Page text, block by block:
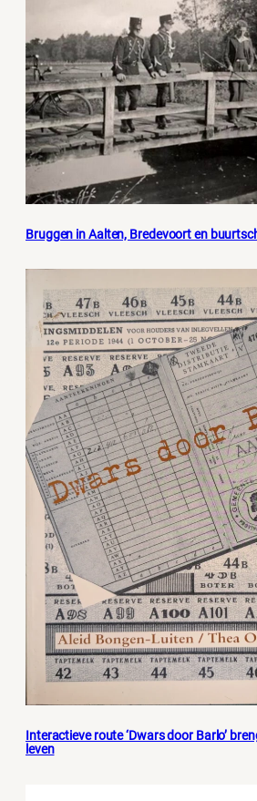
Bruggen in Aalten, Bredevoort en
Interactieve route ‘Dwars door Barlo’
leven